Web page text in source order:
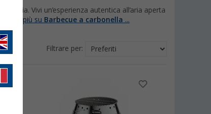
Vivi un’esperienza autentica all’aria aperta
di più su Barbecue a carbonella ...
Filtrare per: